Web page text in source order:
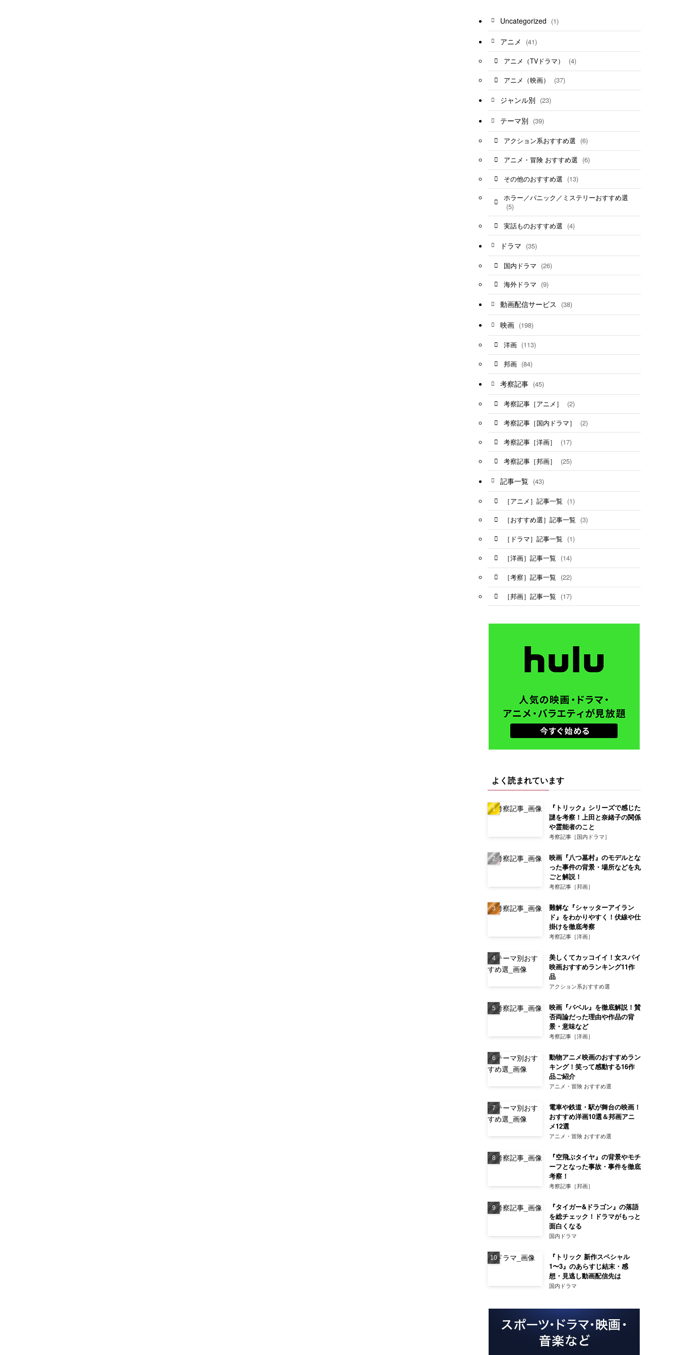
Uncategorized (1)
アニメ (41)
アニメ（TVドラマ） (4)
アニメ（映画） (37)
ジャンル別 (23)
テーマ別 (39)
アクション系おすすめ選 (6)
アニメ・冒険 おすすめ選 (6)
その他のおすすめ選 (13)
ホラー／パニック／ミステリーおすすめ選
(5)
実話ものおすすめ選 (4)
ドラマ (35)
国内ドラマ (26)
海外ドラマ (9)
動画配信サービス (38)
映画 (198)
洋画 (113)
邦画 (84)
考察記事 (45)
考察記事［アニメ］ (2)
考察記事［国内ドラマ］ (2)
考察記事［洋画］ (17)
考察記事［邦画］ (25)
記事一覧 (43)
［アニメ］記事一覧 (1)
［おすすめ選］記事一覧 (3)
［ドラマ］記事一覧 (1)
［洋画］記事一覧 (14)
［考察］記事一覧 (22)
［邦画］記事一覧 (17)
よく読まれています
『トリック』シリーズで感じた
謎を考察！上田と奈緒子の関係
や霊能者のこと
考察記事［国内ドラマ］
映画『八つ墓村』のモデルとな
った事件の背景・場所などを丸
ごと解説！
考察記事［邦画］
難解な『シャッターアイラン
ド』をわかりやすく！伏線や仕
掛けを徹底考察
考察記事［洋画］
美しくてカッコイイ！女スパイ
映画おすすめランキング11作
品
アクション系おすすめ選
映画『バベル』を徹底解説！賛
否両論だった理由や作品の背
景・意味など
考察記事［洋画］
動物アニメ映画のおすすめラン
キング！笑って感動する16作
品ご紹介
アニメ・冒険 おすすめ選
電車や鉄道・駅が舞台の映画！
おすすめ洋画10選＆邦画アニ
メ12選
アニメ・冒険 おすすめ選
『空飛ぶタイヤ』の背景やモチ
ーフとなった事故・事件を徹底
考察！
考察記事［邦画］
『タイガー&ドラゴン』の落語
を総チェック！ドラマがもっと
面白くなる
国内ドラマ
『トリック 新作スペシャル
1〜3』のあらすじ結末・感
想・見逃し動画配信先は
国内ドラマ